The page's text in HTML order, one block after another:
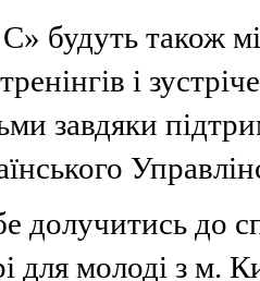
будуть також
і
завдяки
долучитись до
для молоді з м.